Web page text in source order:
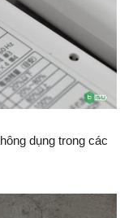
dụng trong các